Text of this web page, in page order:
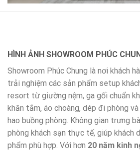
HÌNH ẢNH SHOWROOM PHÚC
Showroom Phúc Chung là nơi khách
trải nghiệm các sản phẩm setup
resort từ giường nệm, ga gối chuẩn
khăn tắm, áo choàng, dép đi phòng
hao buồng phòng. Không gian trưng
phòng khách sạn thực tế, giúp khách
phẩm phù hợp. Với hơn 20 năm kinh